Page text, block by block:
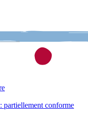
partiellement conforme